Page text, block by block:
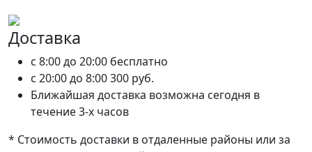
Доставка
c 8:00 до 20:00 бесплатно
c 20:00 до 8:00300 руб.
Ближайшая доставка возможна сегодня в
течение 3-х часов
* Стоимость доставки в отдаленные районы или за